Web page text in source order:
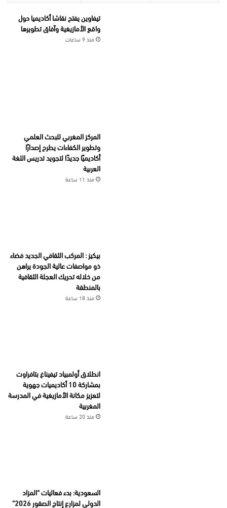
تيفاوين يفتح نقاشا أكاديميا حول
واقع الأمازيغية وآفاق تطويرها
منذ 9 ساعات
المركز المغربي للبحث العلمي
وتطوير الكفاءات يطرح إصدارًا
أكاديميًا جديدًا لتجويد تدريس اللغة
العربية
منذ 11 ساعة
بيكيز : المركب الثقافي الجديد فضاء
ذو مواصفات عالية الجودة يراهن
من خلاله تحريك العجلة الثقافية
بالمنطقة
منذ 18 ساعة
انطلاق أولمبياد تيفيناغ بتافراوت
بمشاركة 10 أكاديميات جهوية
لتعزيز مكانة الأمازيغية في المدرسة
المغربية
منذ 20 ساعة
السعودية: بدء فعاليات “المزاد
الدولي لمزارع إنتاج الصقور 2026”